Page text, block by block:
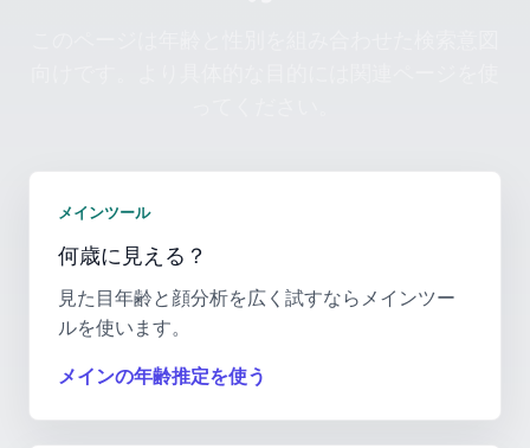
メインツール
何歳に見える？
見た目年齢と顔分析を広く試すならメインツー
ルを使います。
メインの年齢推定を使う